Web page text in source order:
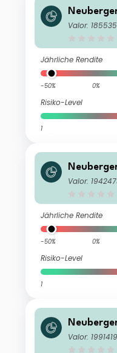
Fund
Valor:
Jährliche Rendite
-50% 0%
Risiko-Level
1
Fund
Valor:
Jährliche Rendite
-50% 0%
Risiko-Level
1
Fund
Valor: